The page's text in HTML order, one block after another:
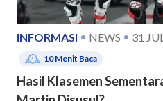
INFORMASI NEWS 31
10Menit Baca
Hasil Klasemen